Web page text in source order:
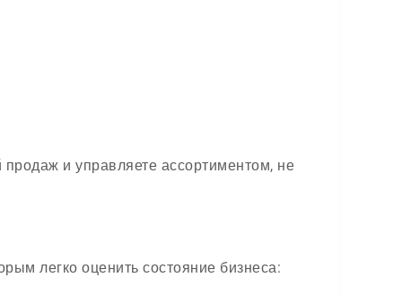
и управляете ассортиментом, не
легко оценить состояние бизнеса: